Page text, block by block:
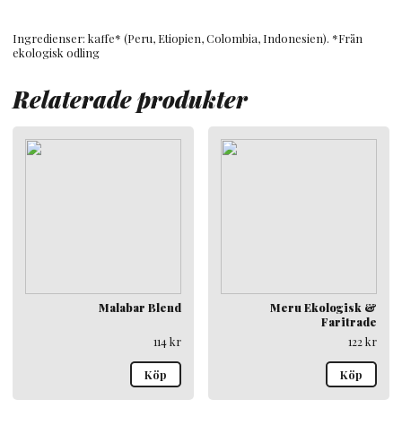
Ingredienser: kaffe* (Peru, Etiopien, Colombia, Indonesien). *Från
ekologisk odling
Relaterade produkter
Malabar Blend
114kr
Köp
Meru Ekologisk &
Faritrade
122kr
Köp